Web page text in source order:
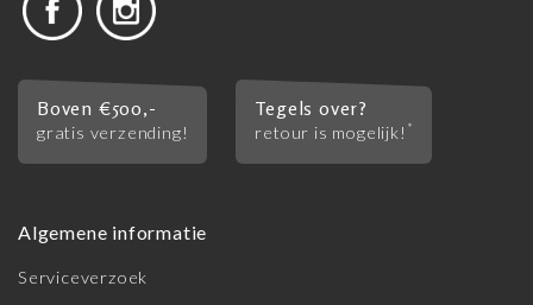
Boven €500,-
gratis verzending!
Tegels over?
retour is mogelijk! *
Algemene informatie
Serviceverzoek